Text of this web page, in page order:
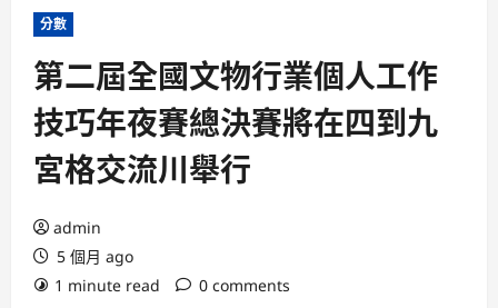
分數
第二屆全國文物行業個人工作
技巧年夜賽總決賽將在四到九
宮格交流川舉行
admin
5 個月 ago
1 minute read
0 comments